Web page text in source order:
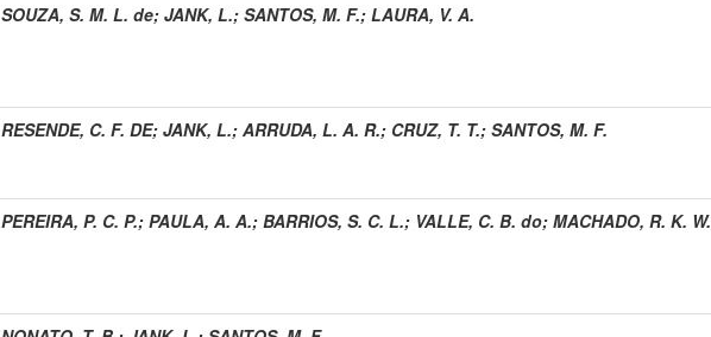
SOUZA, S. M. L. de; JANK, L.; SANTOS, M. F.; LAURA, V. A.
RESENDE, C. F. DE; JANK, L.; ARRUDA, L. A. R.; CRUZ, T. T.; SANTOS, M. F.
PEREIRA, P. C. P.; PAULA, A. A.; BARRIOS, S. C. L.; VALLE, C. B. do; MACHADO, R. K. W.